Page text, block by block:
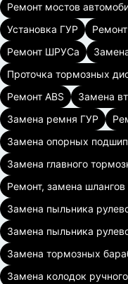
Ремонт мостов
Установка ГУР
Ремонт ШРУСа
Проточка тормозных
Ремонт ABS
Замена
Замена ремня ГУР
Замена опорных
Замена главного
Ремонт, замена шлангов
Замена пыльника
Замена пыльника
Замена тормозных
Замена колодок